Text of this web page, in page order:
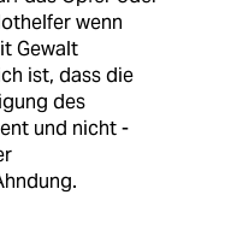
wenn
Gewalt
ist, dass die
des
und nicht -